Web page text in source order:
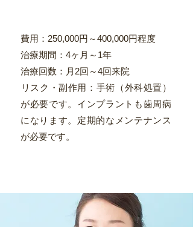
費用：250,000円～400,000円程度
治療期間：4ヶ月～1年
治療回数：月2回～4回来院
​リスク・副作用：手術（外科処置）
が必要です。インプラントも歯周病
になります。定期的なメンテナンス
が必要です。